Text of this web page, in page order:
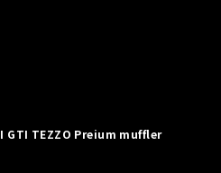
GTI TEZZO Preium muffler